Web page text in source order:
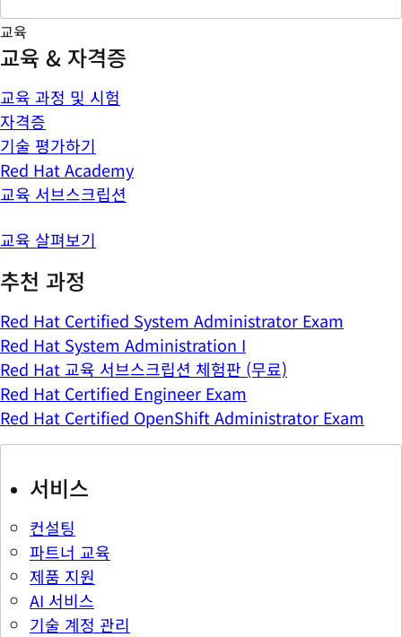
교육
교육 & 자격증
교육 과정 및 시험
자격증
기술 평가하기
Red Hat Academy
교육 서브스크립션
교육 살펴보기
추천 과정
Red Hat Certified System Administrator Exam
Red Hat System Administration I
Red Hat 교육 서브스크립션 체험판 (무료)
Red Hat Certified Engineer Exam
Red Hat Certified OpenShift Administrator Exam
서비스
컨설팅
파트너 교육
제품 지원
AI 서비스
기술 계정 관리